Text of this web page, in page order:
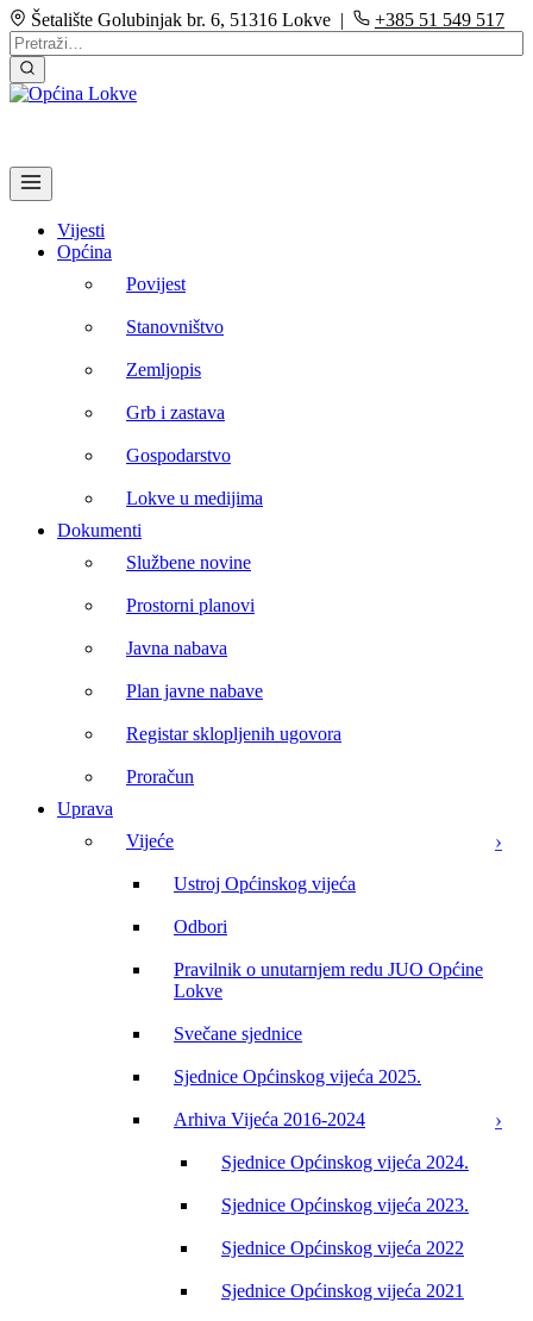
Šetalište Golubinjak br. 6, 51316 Lokve | +385 51 549 517
Vijesti
Općina
Povijest
Stanovništvo
Zemljopis
Grb i zastava
Gospodarstvo
Lokve u medijima
Dokumenti
Službene novine
Prostorni planovi
Javna nabava
Plan javne nabave
Registar sklopljenih ugovora
Proračun
Uprava
Vijeće
Ustroj Općinskog vijeća
Odbori
Pravilnik o unutarnjem redu JUO Općine
Lokve
Svečane sjednice
Sjednice Općinskog vijeća 2025.
Arhiva Vijeća 2016-2024
Sjednice Općinskog vijeća 2024.
Sjednice Općinskog vijeća 2023.
Sjednice Općinskog vijeća 2022
Sjednice Općinskog vijeća 2021